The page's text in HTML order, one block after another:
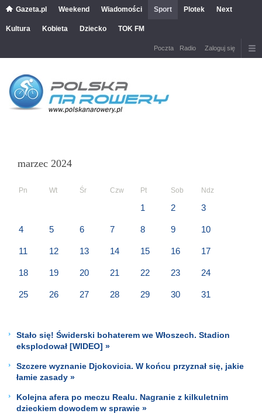
Gazeta.pl Weekend Wiadomości Sport Plotek Next
Kultura Kobieta Dziecko TOK FM
Poczta Radio Zaloguj się
marzec 2024
Pn Wt Śr Czw Pt Sob Ndz
1 2 3
4 5 6 7 8 9 10
11 12 13 14 15 16 17
18 19 20 21 22 23 24
25 26 27 28 29 30 31
Stało się! Świderski bohaterem we Włoszech. Stadion
eksplodował [WIDEO] »
Szczere wyznanie Djokovicia. W końcu przyznał się, jakie
łamie zasady »
Kolejna afera po meczu Realu. Nagranie z kilkuletnim
dzieckiem dowodem w sprawie »